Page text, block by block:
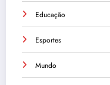
Educação
Esportes
Mundo